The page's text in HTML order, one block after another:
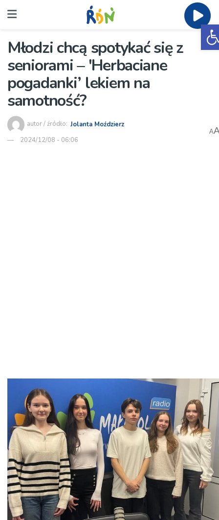
Młodzi chcą spotykać się z
seniorami – 'Herbaciane
pogadanki’ lekiem na
samotność?
autor / źródło: Jolanta Moździerz
2024/12/08 - 06:06
A